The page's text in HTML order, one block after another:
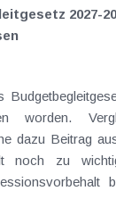
2027-
worden.
dazu Beitrag
noch zu